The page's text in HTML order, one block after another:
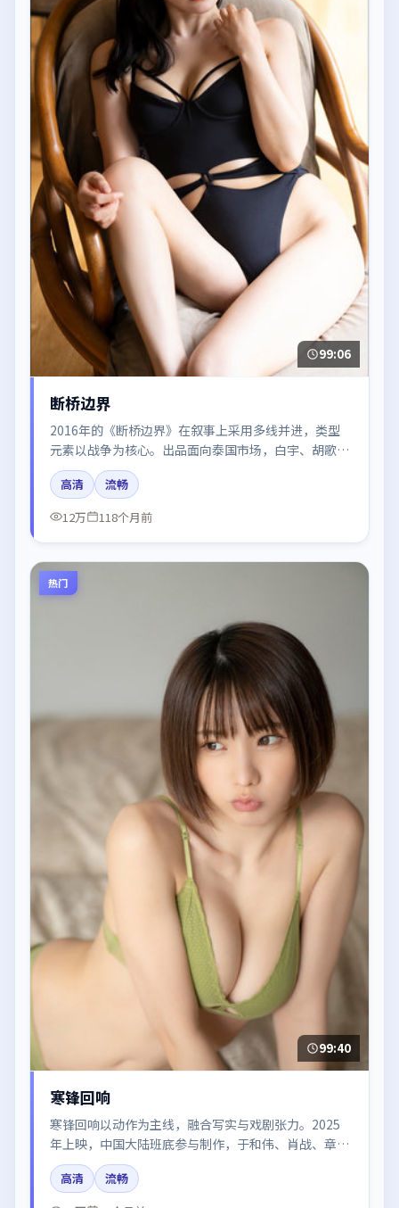
99:06
断桥边界
2016年的《断桥边界》在叙事上采用多线并进，类型
元素以战争为核心。出品面向泰国市场，白宇、胡歌、
于和伟、河正宇所饰角色推动关键反转，结尾留白引发
讨论。
高清
流畅
12万
118个月前
热门
99:40
寒锋回响
寒锋回响以动作为主线，融合写实与戏剧张力。2025
年上映，中国大陆班底参与制作，于和伟、肖战、章子
怡在片中呈现细腻表演，影像风格统一，配乐与剪辑强
化了情绪曲线。
高清
流畅